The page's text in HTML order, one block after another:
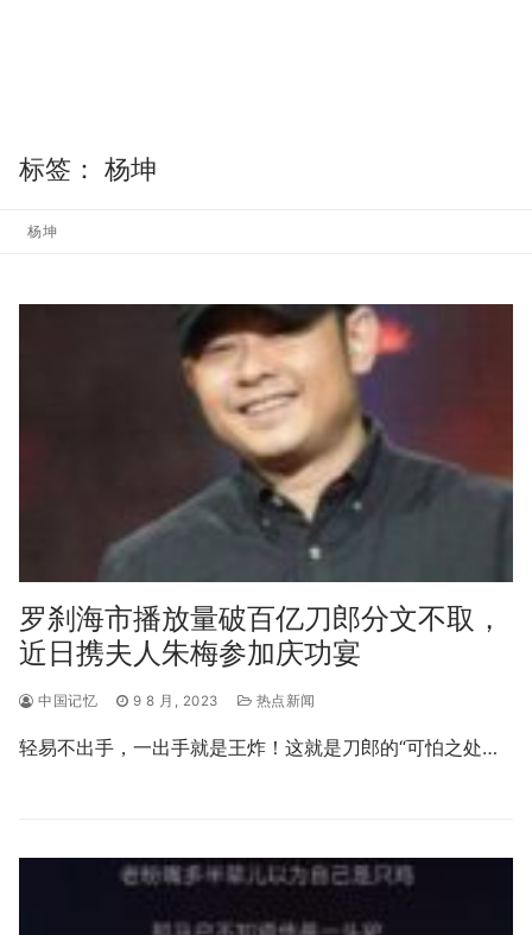
标签： 杨坤
杨坤
罗刹海市播放量破百亿刀郎分文不取，
近日携夫人朱梅参加庆功宴
中国记忆 9 8 月, 2023 热点新闻
轻易不出手，一出手就是王炸！这就是刀郎的“可怕之处…